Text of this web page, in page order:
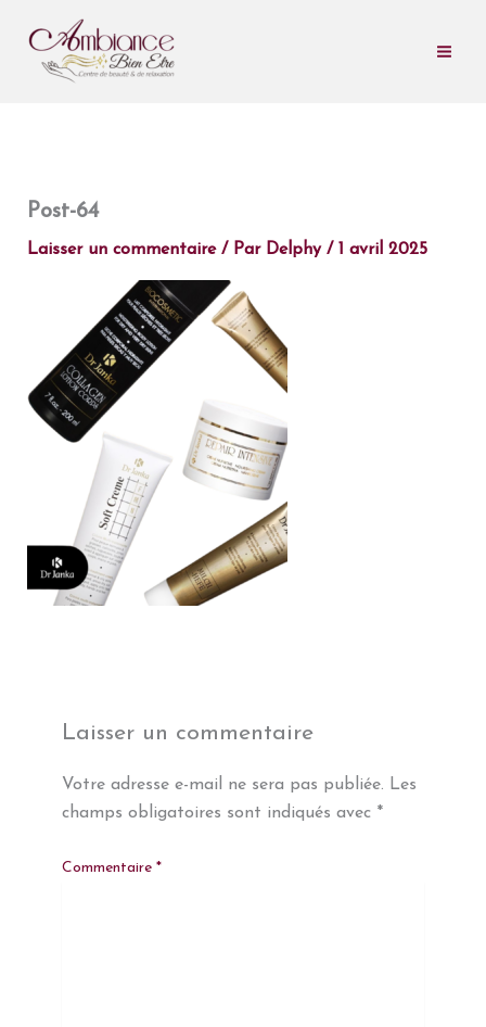
contenu
Post-64
Laisser un commentaire / Par Delphy / 1 avril 2025
Laisser un commentaire
Votre adresse e-mail ne sera pas publiée. Les
champs obligatoires sont indiqués avec *
Commentaire *